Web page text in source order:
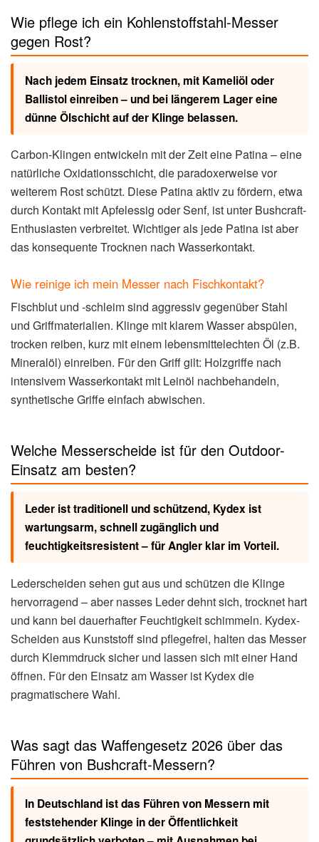
Wie pflege ich ein Kohlenstoffstahl-Messer
gegen Rost?
Nach jedem Einsatz trocknen, mit Kameliöl oder
Ballistol einreiben – und bei längerem Lager eine
dünne Ölschicht auf der Klinge belassen.
Carbon-Klingen entwickeln mit der Zeit eine Patina – eine
natürliche Oxidationsschicht, die paradoxerweise vor
weiterem Rost schützt. Diese Patina aktiv zu fördern, etwa
durch Kontakt mit Apfelessig oder Senf, ist unter Bushcraft-
Enthusiasten verbreitet. Wichtiger als jede Patina ist aber
das konsequente Trocknen nach Wasserkontakt.
Wie reinige ich mein Messer nach Fischkontakt?
Fischblut und -schleim sind aggressiv gegenüber Stahl
und Griffmaterialien. Klinge mit klarem Wasser abspülen,
trocken reiben, kurz mit einem lebensmittelechten Öl (z.B.
Mineralöl) einreiben. Für den Griff gilt: Holzgriffe nach
intensivem Wasserkontakt mit Leinöl nachbehandeln,
synthetische Griffe einfach abwischen.
Welche Messerscheide ist für den Outdoor-
Einsatz am besten?
Leder ist traditionell und schützend, Kydex ist
wartungsarm, schnell zugänglich und
feuchtigkeitsresistent – für Angler klar im Vorteil.
Lederscheiden sehen gut aus und schützen die Klinge
hervorragend – aber nasses Leder dehnt sich, trocknet hart
und kann bei dauerhafter Feuchtigkeit schimmeln. Kydex-
Scheiden aus Kunststoff sind pflegefrei, halten das Messer
durch Klemmdruck sicher und lassen sich mit einer Hand
öffnen. Für den Einsatz am Wasser ist Kydex die
pragmatischere Wahl.
Was sagt das Waffengesetz 2026 über das
Führen von Bushcraft-Messern?
In Deutschland ist das Führen von Messern mit
feststehender Klinge in der Öffentlichkeit